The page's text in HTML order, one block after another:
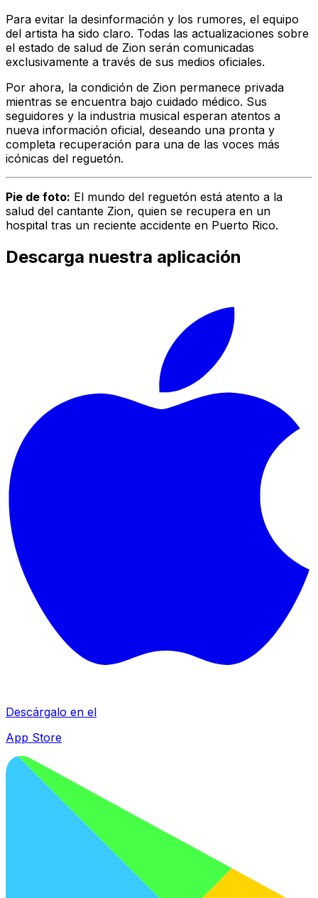
Para evitar la desinformación y los rumores, el equipo
del artista ha sido claro. Todas las actualizaciones sobre
el estado de salud de Zion serán comunicadas
exclusivamente a través de sus medios oficiales.
Por ahora, la condición de Zion permanece privada
mientras se encuentra bajo cuidado médico. Sus
seguidores y la industria musical esperan atentos a
nueva información oficial, deseando una pronta y
completa recuperación para una de las voces más
icónicas del reguetón.
Pie de foto: El mundo del reguetón está atento a la
salud del cantante Zion, quien se recupera en un
hospital tras un reciente accidente en Puerto Rico.
Descarga nuestra aplicación
Descárgalo en el
App Store